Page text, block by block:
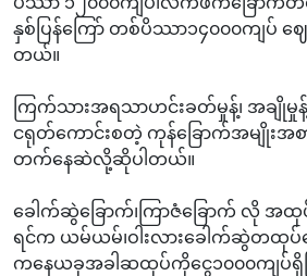
နှစ်ပြန်ကြော် တစ်ပိဿာ၁၄၀၀၀ကျပ် ဈ
တယ်။
ကြက်သားအရသာဟင်းခတ်မှုန့်၊ အချိုမှုန့်
ငရုတ်ကောင်းစတဲ့ ကုန်ခြောက်အမျိုးအစ
တက်နေဆဲလို့ဆိုပါတယ်။
ခေါက်ဆွဲခြောက်၊ကြာဇံခြောက် လို
ရင်က ယမ်ယမ်၊ဝါးလားခေါက်ဆွဲတထုပ်ဈ
ကနေယခုအခါဆထုပ်ကိုငွေ၁၀၀၀ကျပ်ရှိပြီ